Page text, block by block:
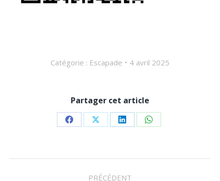
Catégorie : Escapade 4 avril 2025
Partager cet article
Partager
Facebook
Partager
X
Partager
LinkedIn
Partager
WhatsApp
NAVIGATIONPRÉCÉDENT